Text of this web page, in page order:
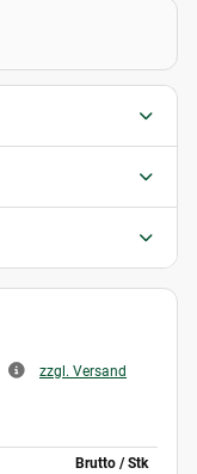
zzgl. Versand
Brutto / Stk